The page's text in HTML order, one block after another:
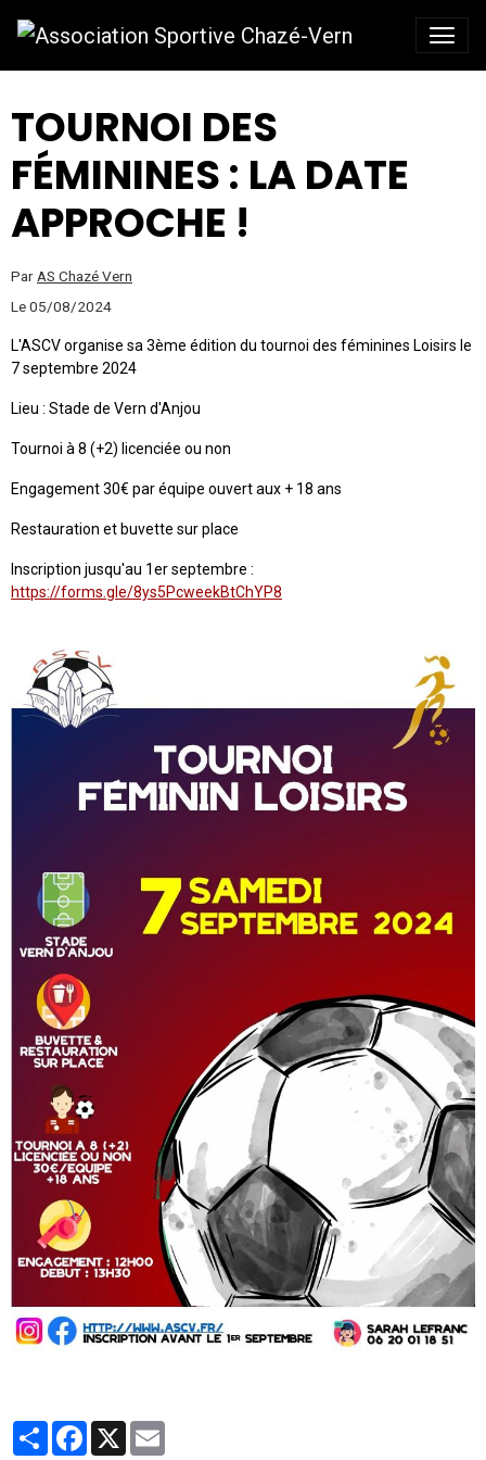
TOURNOI DES
FÉMININES : LA DATE
APPROCHE !
ParAS Chazé Vern
Le 05/08/2024
L'ASCV organise sa 3ème édition du tournoi des féminines Loisirs le
7 septembre 2024
Lieu : Stade de Vern d'Anjou
Tournoi à 8 (+2) licenciée ou non
Engagement 30€ par équipe ouvert aux + 18 ans
Restauration et buvette sur place
Inscription jusqu'au 1er septembre :
https://forms.gle/8ys5PcweekBtChYP8
PartagerFacebook
X